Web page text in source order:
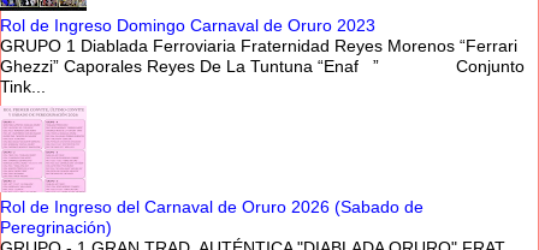
Rol de Ingreso Domingo Carnaval de Oruro 2023
GRUPO 1 Diablada Ferroviaria Fraternidad Reyes Morenos “Ferrari
Ghezzi” Caporales Reyes De La Tuntuna “Enaf ” Conjunto
Tink...
Rol de Ingreso del Carnaval de Oruro 2026 (Sabado de
Peregrinación)